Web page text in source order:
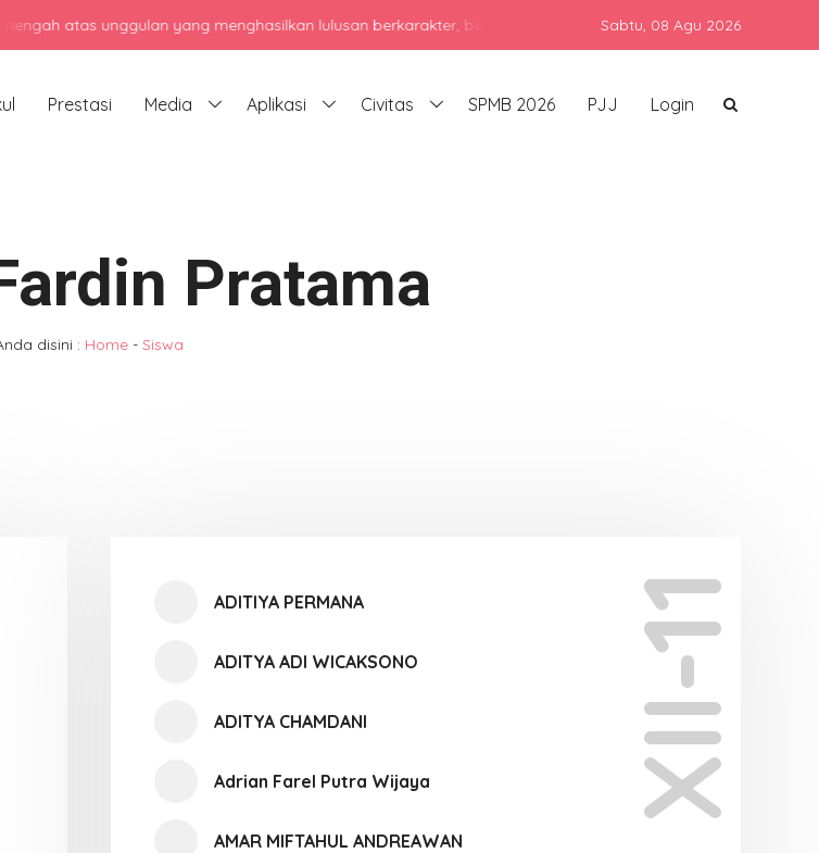
atas unggulan yang menghasilkan lulusan berkarakter, berprestasi, dan siap bersaing di era global dengan
Sabtu, 08 Agu 2026
Prestasi Media Aplikasi Civitas SPMB 2026 PJJ Login
Pratama
disini : Home - Siswa
XII-11
ADITIYA PERMANA
ADITYA ADI WICAKSONO
ADITYA CHAMDANI
Adrian Farel Putra Wijaya
AMAR MIFTAHUL ANDREAWAN